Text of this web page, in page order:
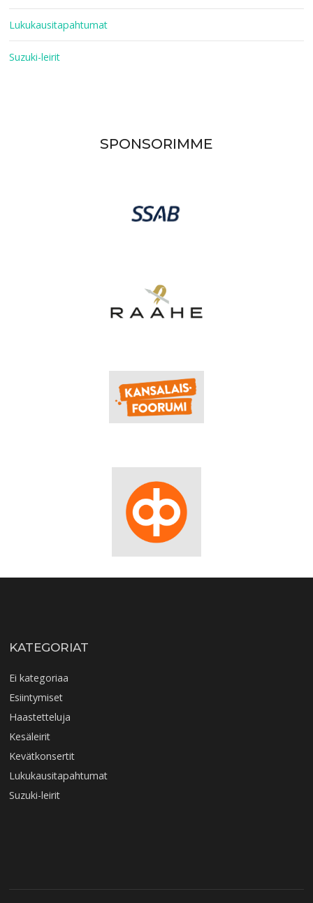
Lukukausitapahtumat
Suzuki-leirit
SPONSORIMME
KATEGORIAT
Ei kategoriaa
Esiintymiset
Haastetteluja
Kesäleirit
Kevätkonsertit
Lukukausitapahtumat
Suzuki-leirit